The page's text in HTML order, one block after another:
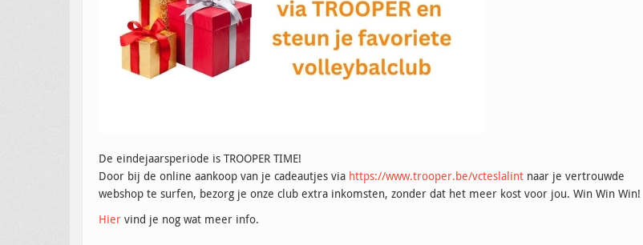
De eindejaarsperiode is TROOPER TIME!
Door bij de online aankoop van je cadeautjes via https://www.trooper.be/vcteslalint naar je vertrouwde
webshop te surfen, bezorg je onze club extra inkomsten, zonder dat het meer kost voor jou. Win Win Win!
Hier vind je nog wat meer info.